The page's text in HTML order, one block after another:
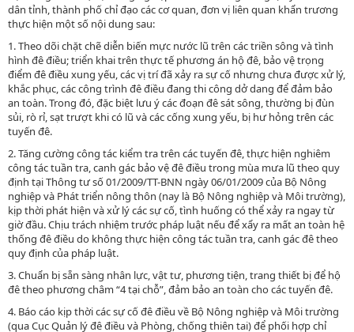
dân tỉnh, thành phố chỉ đạo các cơ quan, đơn vị liên quan khẩn trương
thực hiện một số nội dung sau:
1. Theo dõi chặt chẽ diễn biến mực nước lũ trên các triền sông và tình
hình đê điều; triển khai trên thực tế phương án hộ đê, bảo vệ trọng
điểm đê điều xung yếu, các vị trí đã xảy ra sự cố nhưng chưa được xử lý,
khắc phục, các công trình đê điều đang thi công dở dang để đảm bảo
an toàn. Trong đó, đặc biệt lưu ý các đoạn đê sát sông, thường bị đùn
sủi, rò rỉ, sạt trượt khi có lũ và các cống xung yếu, bị hư hỏng trên các
tuyến đê.
2. Tăng cường công tác kiểm tra trên các tuyến đê, thực hiện nghiêm
công tác tuần tra, canh gác bảo vệ đê điều trong mùa mưa lũ theo quy
định tại Thông tư số 01/2009/TT-BNN ngày 06/01/2009 của Bộ Nông
nghiệp và Phát triển nông thôn (nay là Bộ Nông nghiệp và Môi trường),
kịp thời phát hiện và xử lý các sự cố, tình huống có thể xảy ra ngay từ
giờ đầu. Chịu trách nhiệm trước pháp luật nếu để xẩy ra mất an toàn hệ
thống đê điều do không thực hiện công tác tuần tra, canh gác đê theo
quy định của pháp luật.
3. Chuẩn bị sẵn sàng nhân lực, vật tư, phương tiện, trang thiết bị để hộ
đê theo phương châm “4 tại chỗ”, đảm bảo an toàn cho các tuyến đê.
4. Báo cáo kịp thời các sự cố đê điều về Bộ Nông nghiệp và Môi trường
(qua Cục Quản lý đê điều và Phòng, chống thiên tai) để phối hợp chỉ